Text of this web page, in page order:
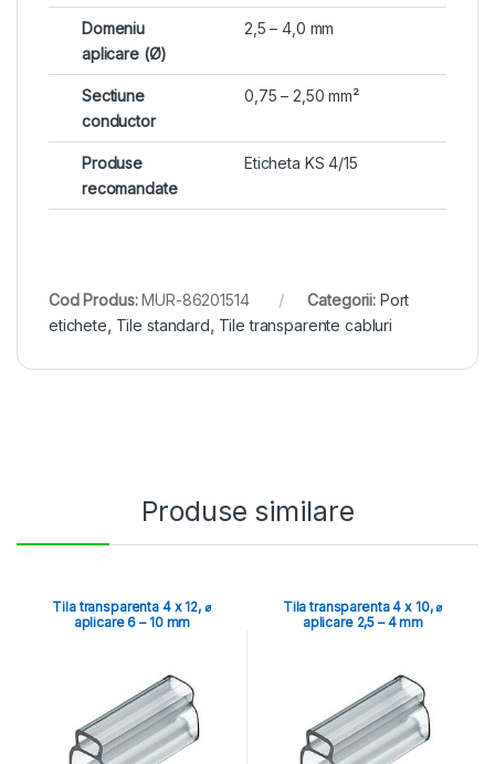
Domeniu
aplicare (Ø)
2,5 – 4,0 mm
Sectiune
conductor
0,75 – 2,50 mm²
Produse
recomandate
Eticheta KS 4/15
Cod Produs:MUR-86201514 Categorii: Port
etichete, Tile standard, Tile transparente cabluri
Produse similare
Tila transparenta 4 x 12, ⌀
aplicare 6 – 10 mm
Tila transparenta 4 x 10, ⌀
aplicare 2,5 – 4 mm